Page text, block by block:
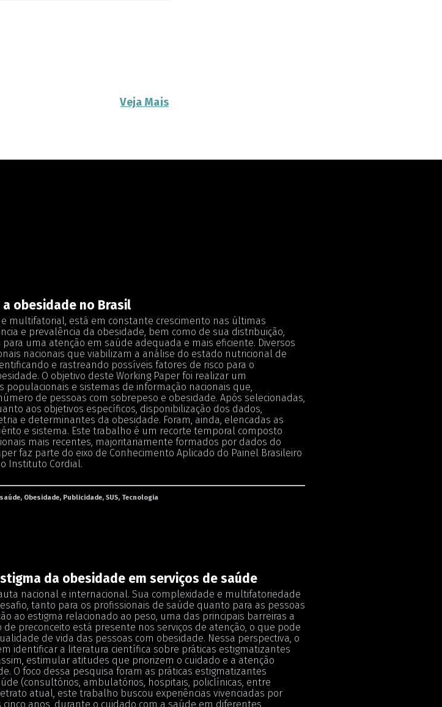
Veja Mais
obesidade no Brasil
multifatorial, está em constante crescimento nas últimas
e prevalência da obesidade, bem como de sua distribuição,
uma atenção em saúde adequada e mais eficiente. Diversos
nacionais que viabilizam a análise do estado nutricional de
e rastreando possíveis fatores de risco para o
O objetivo deste Working Paper foi realizar um
e sistemas de informação nacionais que,
de pessoas com sobrepeso e obesidade. Após selecionadas,
aos objetivos específicos, disponibilização dos dados,
e determinantes da obesidade. Foram, ainda, elencadas as
e sistema. Este trabalho é um recorte temporal composto
mais recentes, majoritariamente formados por dados do
faz parte do eixo de Conhecimento Aplicado do Painel Brasileiro
Instituto Cordial.
Obesidade, Publicidade, SUS, Tecnologia
da obesidade em serviços de saúde
nacional e internacional. Sua complexidade e multifatoriedade
tanto para os profissionais de saúde quanto para as pessoas
ao estigma relacionado ao peso, uma das principais barreiras a
preconceito está presente nos serviços de atenção, o que pode
de vida das pessoas com obesidade. Nessa perspectiva, o
identificar a literatura científica sobre práticas estigmatizantes
estimular atitudes que priorizem o cuidado e a atenção
O foco dessa pesquisa foram as práticas estigmatizantes
(consultórios, ambulatórios, hospitais, policlínicas, entre
atual, este trabalho buscou experiências vivenciadas por
anos, durante o cuidado com a saúde em diferentes